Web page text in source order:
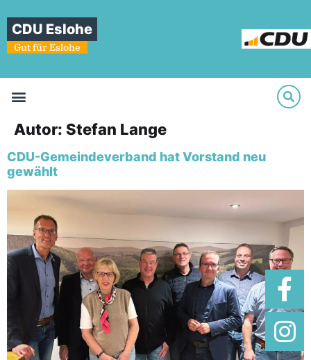
CDU Eslohe
Gut für Eslohe
Autor: Stefan Lange
CDU-Gemeindeverband hat Vorstand neu
gewählt